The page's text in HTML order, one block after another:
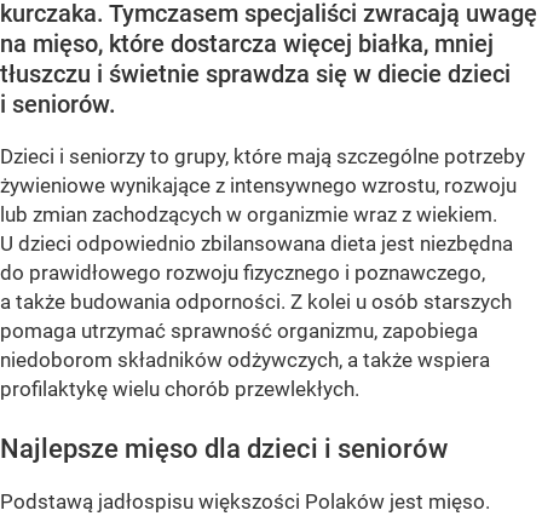
kurczaka. Tymczasem specjaliści zwracają uwagę
na mięso, które dostarcza więcej białka, mniej
tłuszczu i świetnie sprawdza się w diecie dzieci
i seniorów.
Dzieci i seniorzy to grupy, które mają szczególne potrzeby
żywieniowe wynikające z intensywnego wzrostu, rozwoju
lub zmian zachodzących w organizmie wraz z wiekiem.
U dzieci odpowiednio zbilansowana dieta jest niezbędna
do prawidłowego rozwoju fizycznego i poznawczego,
a także budowania odporności. Z kolei u osób starszych
pomaga utrzymać sprawność organizmu, zapobiega
niedoborom składników odżywczych, a także wspiera
profilaktykę wielu chorób przewlekłych.
Najlepsze mięso dla dzieci i seniorów
Podstawą jadłospisu większości Polaków jest mięso.